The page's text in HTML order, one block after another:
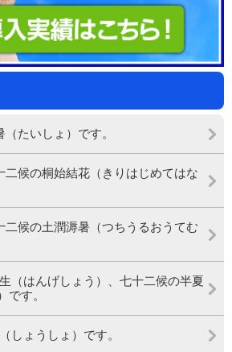
たいしょ）です。
二候の桐始結花（きりはじめてはな
二候の土潤溽暑（つちうるおうてむ
（はんげしょう）、七十二候の半夏
です。
しょうしょ）です。